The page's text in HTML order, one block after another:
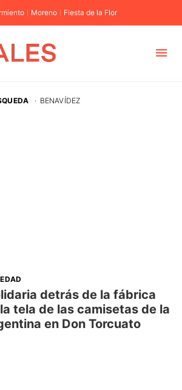
Moreno Fiesta de la Flor
· BENAVÍDEZ
detrás de la fábrica
tela de las camisetas de la
en Don Torcuato